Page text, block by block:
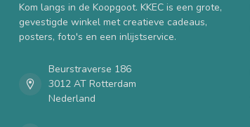
Kom langs in de Koopgoot. KKEC is een grote,
gevestigde winkel met creatieve cadeaus,
posters, foto's en een inlijstservice.
Beurstraverse 186
3012 AT Rotterdam
Nederland